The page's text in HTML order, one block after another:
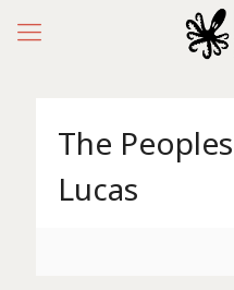
The
Lucas